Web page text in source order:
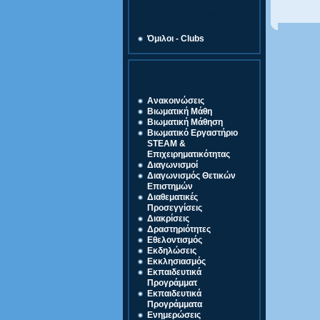
Όμιλοι - Clubs
Ανακοινώσεις
Βιωματική Μάθη
Βιωματική Μάθηση
Βιωματικό Εργαστήριο
STEAM &
Επιχειρηματικότητας
Διαγωνισμοί
Διαγωνισμός Θετικών
Επιστημών
Διαθεματικές
Προσεγγίσεις
Διακρίσεις
Δραστηριότητες
Εθελοντισμός
Εκδηλώσεις
Εκκλησιασμός
Εκπαιδευτικά
Προγράμματ
Εκπαιδευτικά
Προγράμματα
Ενημερώσεις